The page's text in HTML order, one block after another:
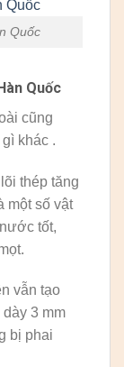
Quốc
Quốc
cũng
khác .
thép tăng
một số vật
tốt,
vẫn tạo
3 mm
bị phai